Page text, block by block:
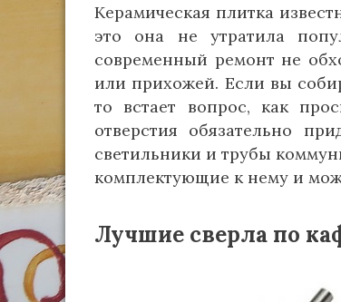
Керамическая плитка
это она не утратила
современный ремонт не
или прихожей. Если вы
то встает вопрос, как
отверстия обязательно
светильники и трубы
комплектующие к нему и
Лучшие сверла по